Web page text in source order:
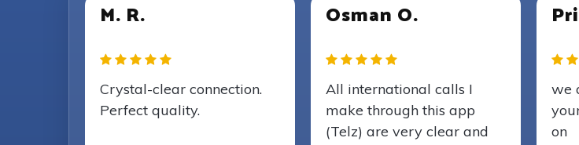
M. R.
Crystal-clear connection.
Perfect quality.
Osman O.
All international calls I
make through this app
(Telz) are very clear and
we
on